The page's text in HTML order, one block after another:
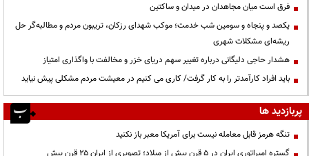
فرق است میان مجاهدان در میدان و ساکتین
یکصد و پنجاه و سومین شب خدمت؛ موکب شهدای رزکان، تریبون مردم و مطالبه‌گر حل
ریشه‌ای مشکلات شهری
هشدار حاجی دلیگانی درباره تغییر سهم دریای خزر و مخالفت با واگذاری امتیاز
باید افراد کارآمدتر را به کار گرفت/ کاری می کنیم در معیشت مردم مشکلی پیش نیاید
پربازدید ها
تنگه هرمز قابل معامله نیست برای آمریکا معبر باز نکنید
گستره امپراتوری ایران در ۵ قرن پیش از میلاد؛ تصویری از ایران ۲۵ قرن پیش